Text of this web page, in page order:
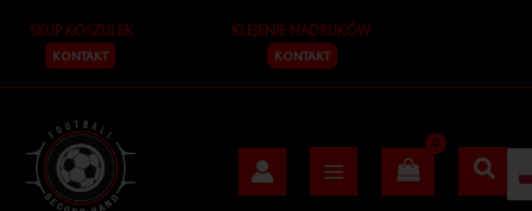
treści
SKUP KOSZULEK
KONTAKT
KLEJENIE NADRUKÓW
KONTAKT